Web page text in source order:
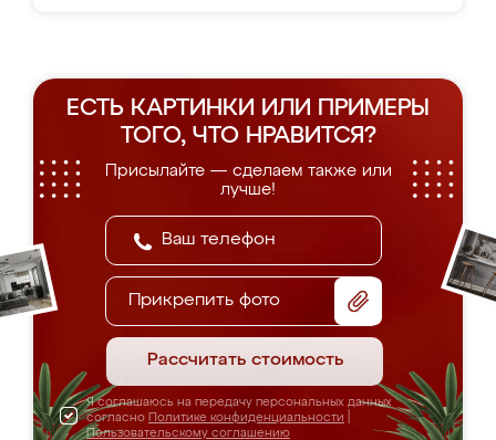
ЕСТЬ КАРТИНКИ ИЛИ ПРИМЕРЫ
ТОГО, ЧТО НРАВИТСЯ?
Присылайте — сделаем также или
лучше!
Прикрепить фото
Рассчитать стоимость
Я соглашаюсь на передачу персональных данных
согласно Политике конфиденциальности
Пользовательскому соглашению